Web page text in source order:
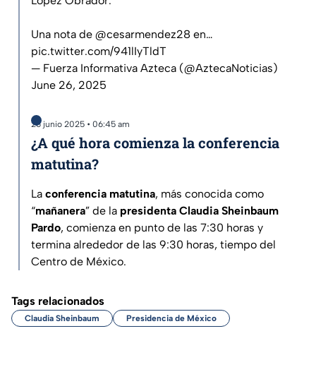
Una nota de @cesarmendez28 en…
pic.twitter.com/941lIyTldT
— Fuerza Informativa Azteca (@AztecaNoticias)
June 26, 2025
26 junio 2025 • 06:45 am
¿A qué hora comienza la conferencia
matutina?
La conferencia matutina, más conocida como
“mañanera” de la presidenta Claudia Sheinbaum
Pardo, comienza en punto de las 7:30 horas y
termina alrededor de las 9:30 horas, tiempo del
Centro de México.
Tags relacionados
Claudia Sheinbaum Presidencia de México